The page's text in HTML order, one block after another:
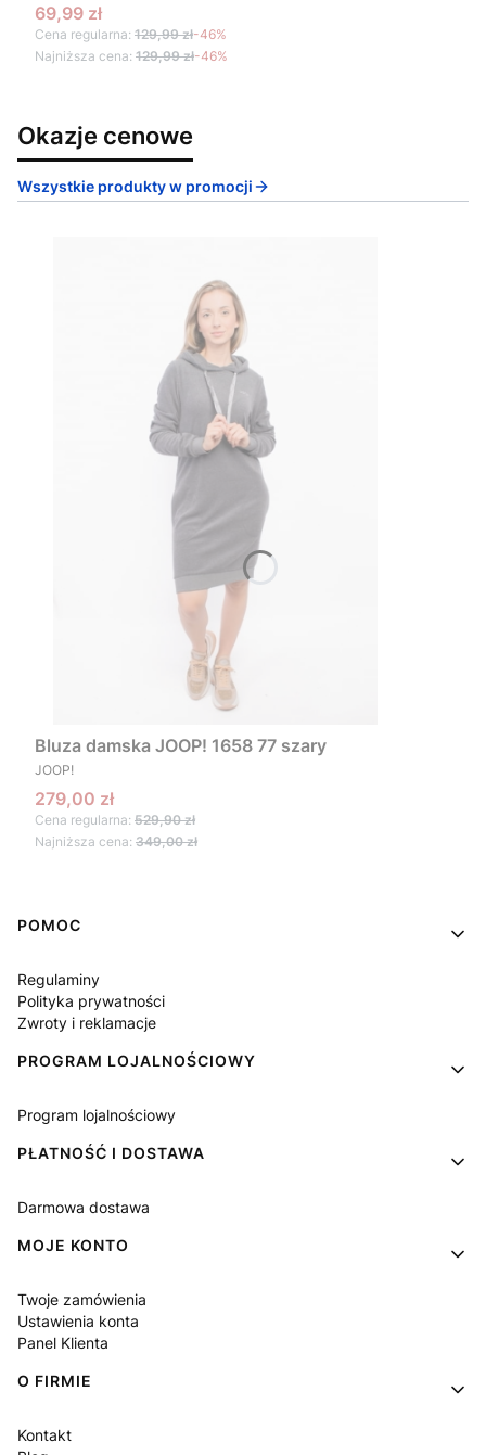
Cena promocyjna
69,99 zł
Cena regularna: 129,99 zł-46%
Najniższa cena: 129,99 zł-46%
Okazje cenowe
Wszystkie produkty w promocji
Bluza damska JOOP! 1658 77 szary
PRODUCENT
JOOP!
Cena promocyjna
279,00 zł
Cena regularna: 529,90 zł
Najniższa cena: 349,00 zł
Linki w stopce
POMOC
Regulaminy
Polityka prywatności
Zwroty i reklamacje
PROGRAM LOJALNOŚCIOWY
Program lojalnościowy
PŁATNOŚĆ I DOSTAWA
Darmowa dostawa
MOJE KONTO
Twoje zamówienia
Ustawienia konta
Panel Klienta
O FIRMIE
Kontakt